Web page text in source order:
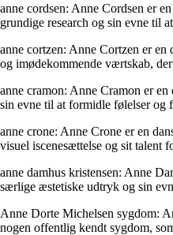
anne cordsen: Anne Cordsen er
grundige research og sin evne til
anne cortzen: Anne Cortzen er
og imødekommende værtskab,
anne cramon: Anne Cramon er
sin evne til at formidle følelser og
anne crone: Anne Crone er en
visuel iscenesættelse og sit talent
anne damhus kristensen: Anne
særlige æstetiske udtryk og sin
Anne Dorte Michelsen sygdom:
nogen offentlig kendt sygdom,